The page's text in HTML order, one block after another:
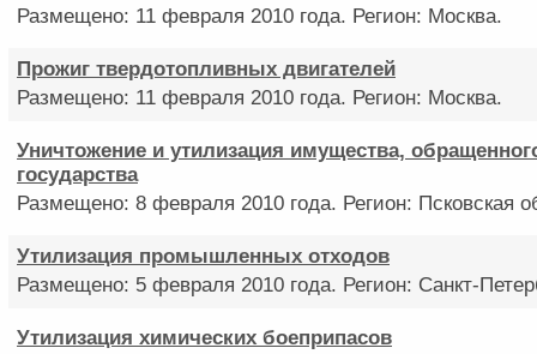
Размещено: 11 февраля 2010 года. Регион: Москва.
Прожиг твердотопливных двигателей
Размещено: 11 февраля 2010 года. Регион: Москва.
Уничтожение и утилизация имущества,
государства
Размещено: 8 февраля 2010 года. Регион: Псковская
Утилизация промышленных отходов
Размещено: 5 февраля 2010 года. Регион: Санкт-
Утилизация химических боеприпасов